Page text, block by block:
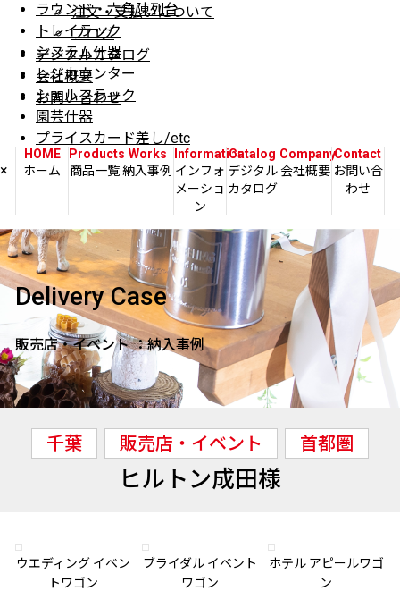
注文・支払いについて
ブログ
デジタルカタログ
会社概要
お問い合わせ
HOME
ホーム
Products
商品一覧
Works
納入事例
Information
インフォ
メーショ
ン
Catalog
デジタル
カタログ
Company
会社概要
Contact
お問い合
わせ
Delivery Case
販売店・イベント ：納入事例
千葉 販売店・イベント 首都圏
ヒルトン成田様
ウエディング イベン
トワゴン
ブライダル イベント
ワゴン
ホテル アピールワゴ
ン
ラウンド・六角陳列台
トレイラック
システム什器
レジカウンター
シェルフラック
園芸什器
プライスカード差し/etc
×